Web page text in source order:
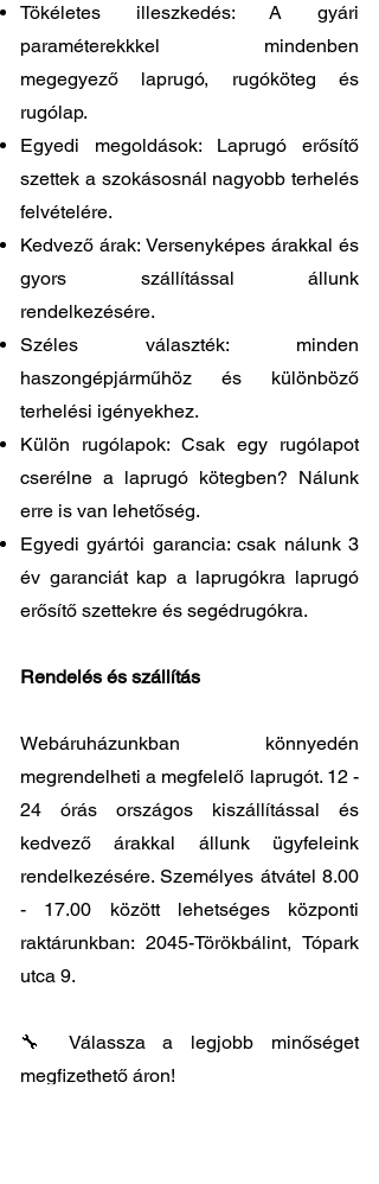
Tökéletes illeszkedés: A gyári
paraméterekkkel mindenben
megegyező laprugó, rugóköteg és
rugólap.
Egyedi megoldások: Laprugó erősítő
szettek a szokásosnál nagyobb terhelés
felvételére.
Kedvező árak: Versenyképes árakkal és
gyors szállítással állunk
rendelkezésére.
Széles választék: minden
haszongépjárműhöz és különböző
terhelési igényekhez.
Külön rugólapok: Csak egy rugólapot
cserélne a laprugó kötegben? Nálunk
erre is van lehetőség.
Egyedi gyártói garancia: csak nálunk 3
év garanciát kap a laprugókra laprugó
erősítő szettekre és segédrugókra.
Rendelés és szállítás
Webáruházunkban könnyedén
megrendelheti a megfelelő laprugót. 12 -
24 órás országos kiszállítással és
kedvező árakkal állunk ügyfeleink
rendelkezésére. Személyes átvátel 8.00
- 17.00 között lehetséges központi
raktárunkban: 2045-Törökbálint, Tópark
utca 9.
🔧 Válassza a legjobb minőséget
megfizethető áron!